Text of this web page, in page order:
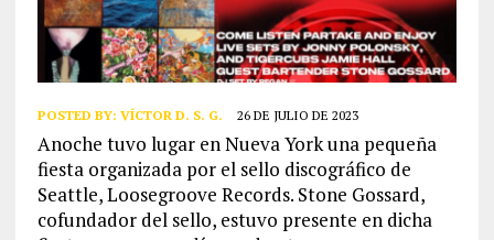
POSTED BY: VÍCTOR D. S. G. 26 DE JULIO DE 2023
Anoche tuvo lugar en Nueva York una pequeña
fiesta organizada por el sello discográfico de
Seattle, Loosegroove Records. Stone Gossard,
cofundador del sello, estuvo presente en dicha